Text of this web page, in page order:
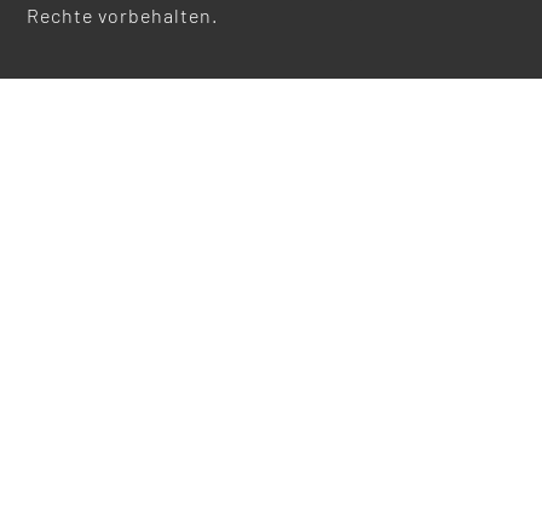
Rechte vorbehalten.